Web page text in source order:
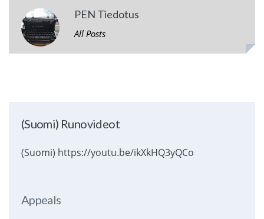
PEN Tiedotus
All Posts
(Suomi) Runovideot
(Suomi) https://youtu.be/ikXkHQ3yQCo
Appeals